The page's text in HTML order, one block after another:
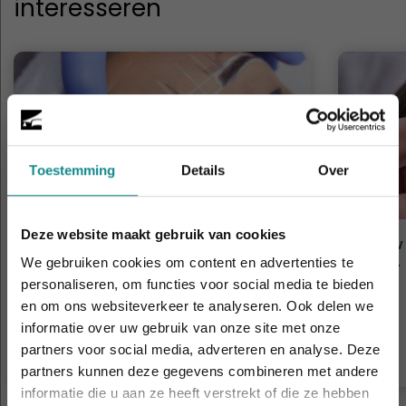
Toestemming Details Over
Deze website maakt gebruik van cookies
We gebruiken cookies om content en advertenties te
personaliseren, om functies voor social media te bieden
en om ons websiteverkeer te analyseren. Ook delen we
informatie over uw gebruik van onze site met onze
partners voor social media, adverteren en analyse. Deze
partners kunnen deze gegevens combineren met andere
informatie die u aan ze heeft verstrekt of die ze hebben
interesseren
Brow Expert
Duur
3 dagen
Prijs
€ 656
Meer informatie
Duur
Prijs
Laatste week! 10% korting t.e.m. 15 augustus,
daarna eindigt de zomeractie definitief.
Sluiten